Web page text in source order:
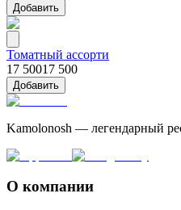
Добавить
Томатный ассорти
17 50017 500
Добавить
Kamolonosh — легендарный
О компании